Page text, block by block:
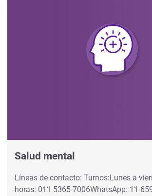
Salud mental
Líneas de contacto: Turnos:Lunes a
horas: 011 5365-7006WhatsApp: 11-